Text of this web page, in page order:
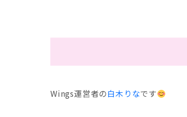
Wings運営者の白木りなです